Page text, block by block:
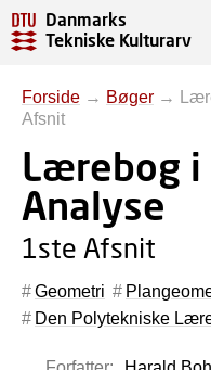
Danmarks
Tekniske Kulturarv
Forside → Bøger →
Afsnit
Lærebog i
Analyse
1ste Afsnit
Geometri
Den Polytekniske